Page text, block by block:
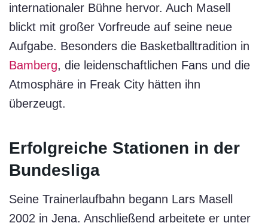
internationaler Bühne hervor. Auch Masell
blickt mit großer Vorfreude auf seine neue
Aufgabe. Besonders die Basketballtradition in
Bamberg, die leidenschaftlichen Fans und die
Atmosphäre in Freak City hätten ihn
überzeugt.
Erfolgreiche Stationen in der
Bundesliga
Seine Trainerlaufbahn begann Lars Masell
2002 in Jena. Anschließend arbeitete er unter